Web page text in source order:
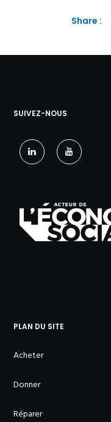
Share :
SUIVEZ-NOUS
PLAN DU SITE
Acheter
Donner
Réparer